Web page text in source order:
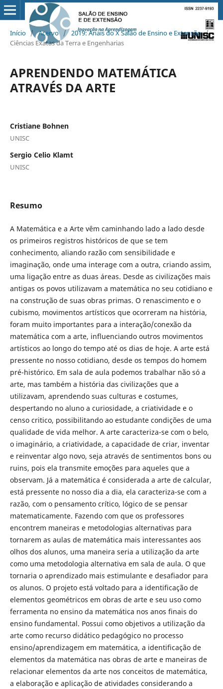
Início / Acervo / 2019: Anais do X Salão de Ensino e Extensão /
Ciências Exatas da Terra e Engenharias
APRENDENDO MATEMÁTICA
ATRAVÉS DA ARTE
Cristiane Bohnen
UNISC
Sergio Celio Klamt
UNISC
Resumo
A Matemática e a Arte vêm caminhando lado a lado desde
os primeiros registros históricos de que se tem
conhecimento, aliando razão com sensibilidade e
imaginação, onde uma interage com a outra, criando assim,
uma ligação entre as duas áreas. Desde as civilizações mais
antigas os povos utilizavam a matemática no seu cotidiano e
na construção de suas obras primas. O renascimento e o
cubismo, movimentos artísticos que ocorreram na história,
foram muito importantes para a interação/conexão da
matemática com a arte, influenciando outros movimentos
artísticos ao longo do tempo até os dias de hoje. A arte está
pressente no nosso cotidiano, desde os tempos do homem
pré-histórico. Em sala de aula podemos trabalhar não só a
arte, mas também a história das civilizações que a
utilizavam, aprendendo suas culturas e costumes,
despertando no aluno a curiosidade, a criatividade e o
censo critico, possibilitando ao estudante condições de uma
qualidade de vida melhor. A arte caracteriza-se com o belo,
o imaginário, a criatividade, a capacidade de criar, inventar
e reinventar algo novo, seja através de sentimentos bons ou
ruins, pois ela transmite emoções para aqueles que a
observam. Já a matemática é considerada a arte de calcular,
está pressente no nosso dia a dia, ela caracteriza-se com a
razão, com o pensamento crítico, lógico de se pensar
matematicamente. Fazendo com que os professores
encontrem maneiras e metodologias alternativas para
tornarem as aulas de matemática mais interessantes aos
olhos dos alunos, uma maneira seria a utilização da arte
como uma metodologia alternativa em sala de aula. O que
tornaria o aprendizado mais estimulante e desafiador para
os alunos. O projeto está voltado para a identificação de
elementos geométricos em obras de arte e seu uso como
ferramenta no ensino da matemática nos anos finais do
ensino fundamental. Possui como objetivos a utilização da
arte como recurso didático pedagógico no processo
ensino/aprendizagem em matemática, a identificação de
elementos da matemática nas obras de arte e maneiras de
relacionar elementos da arte nos conceitos de matemática,
a elaboração e aplicação de atividades considerando a